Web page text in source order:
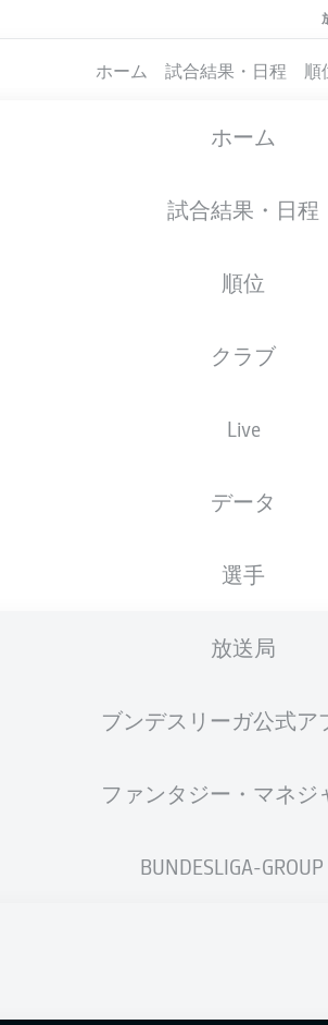
ホーム 試合結果・日程 順
ホーム
試合結果・日程
順位
クラブ
Live
データ
選手
放送局
ブンデスリーガ公式ア
ファンタジー・マネジ
BUNDESLIGA-GROUP
16.01.2007
統計 シーズン